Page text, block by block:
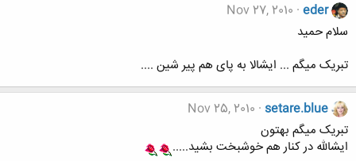
eder
Nov 27, 2010
سلام حمید
تبریک میگم ... ایشالا به پای هم پیر شین ....
setare.blue
Nov 25, 2010
تبریک میگم بهتون
ایشالله در کنار هم خوشبخت بشید.....